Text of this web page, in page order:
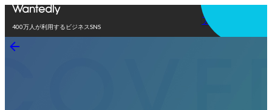
400万人が利用するビジネスSNS
アプリを使う